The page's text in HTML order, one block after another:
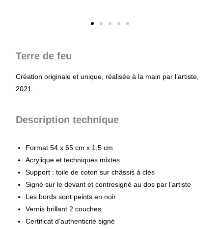
Terre de feu
Création originale et unique, réalisée à la main par l’artiste,
2021.
Description technique
Format 54 x 65 cm x 1,5 cm
Acrylique et techniques mixtes
Support : toile de coton sur châssis à clés
Signé sur le devant et contresigné au dos par l’artiste
Les bords sont peints en noir
Vernis brillant 2 couches
Certificat d’authenticité signé